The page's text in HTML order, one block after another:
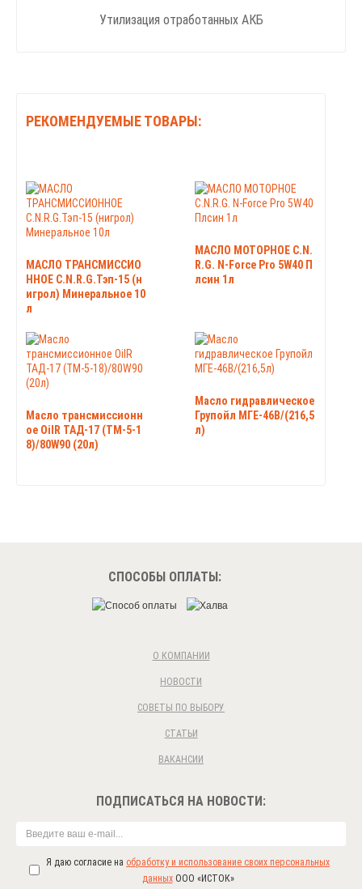
Утилизация отработанных АКБ
РЕКОМЕНДУЕМЫЕ ТОВАРЫ:
МАСЛО ТРАНСМИССИО
ННОЕ C.N.R.G.Тэп-15 (н
игрол) Минеральное 10
л
МАСЛО МОТОРНОЕ C.N.
R.G. N-Force Pro 5W40 П
лсин 1л
Масло трансмиссионн
ое OilR ТАД-17 (ТМ-5-1
8)/80W90 (20л)
Масло гидравлическое
Групойл МГЕ-46В/(216,5
л)
СПОСОБЫ ОПЛАТЫ:
О КОМПАНИИ
НОВОСТИ
СОВЕТЫ ПО ВЫБОРУ
СТАТЬИ
ВАКАНСИИ
ПОДПИСАТЬСЯ НА НОВОСТИ:
Я даю согласие на обработку и использование своих персональных
данныхООО «ИСТОК»